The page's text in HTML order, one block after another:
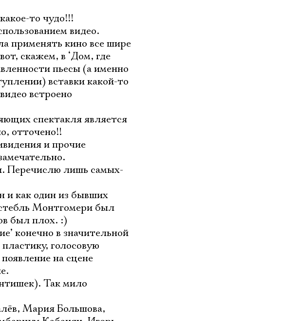
то чудо!!!
видео.
применять кино все шире
скажем, в ‘Дом, где
пьесы (а именно
вставки какой-то
встроено
спектакля является
отточено!!
и прочие
Перечислю лишь самых-
и как один из бывших
Монтгомери был
был плох. :)
конечно в значительной
голосовую
на сцене
Так мило
Мария Большова,